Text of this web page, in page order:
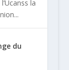
la
du